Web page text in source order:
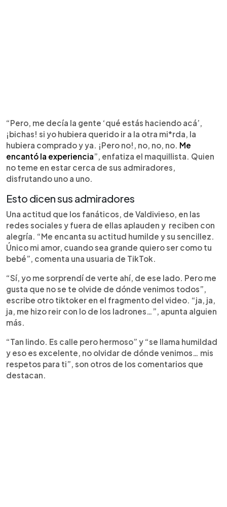
“Pero, me decía la gente ‘qué estás haciendo acá’,
¡bichas! si yo hubiera querido ir a la otra mi*rda, la
hubiera comprado y ya. ¡Pero no!, no, no, no. Me
encantó la experiencia”, enfatiza el maquillista. Quien
no teme en estar cerca de sus admiradores,
disfrutando uno a uno.
Esto dicen sus admiradores
Una actitud que los fanáticos, de Valdivieso, en las
redes sociales y fuera de ellas aplauden y reciben con
alegría. “Me encanta su actitud humilde y su sencillez.
Único mi amor, cuando sea grande quiero ser como tu
bebé”, comenta una usuaria de TikTok.
“Sí, yo me sorprendí de verte ahí, de ese lado. Pero me
gusta que no se te olvide de dónde venimos todos”,
escribe otro tiktoker en el fragmento del video. “ja, ja,
ja, me hizo reir con lo de los ladrones…”, apunta alguien
más.
“Tan lindo. Es calle pero hermoso” y “se llama humildad
y eso es excelente, no olvidar de dónde venimos… mis
respetos para ti”, son otros de los comentarios que
destacan.